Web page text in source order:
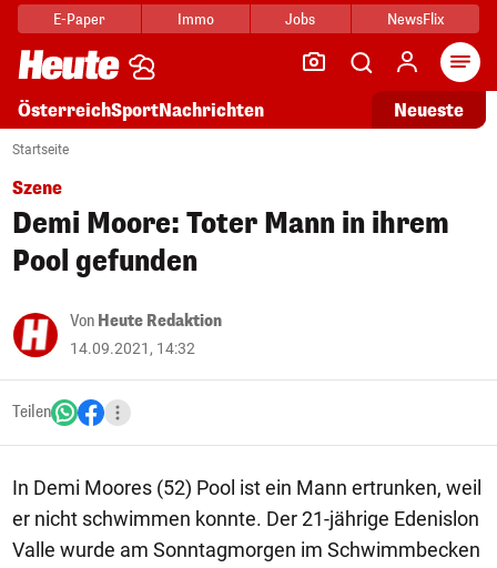
E-Paper Immo Jobs NewsFlix
ÖsterreichSportNachrichten Neueste
Startseite
Szene
Demi Moore: Toter Mann in ihrem
Pool gefunden
Von Heute Redaktion
14.09.2021, 14:32
Teilen
In Demi Moores (52) Pool ist ein Mann ertrunken, weil
er nicht schwimmen konnte. Der 21-jährige Edenislon
Valle wurde am Sonntagmorgen im Schwimmbecken